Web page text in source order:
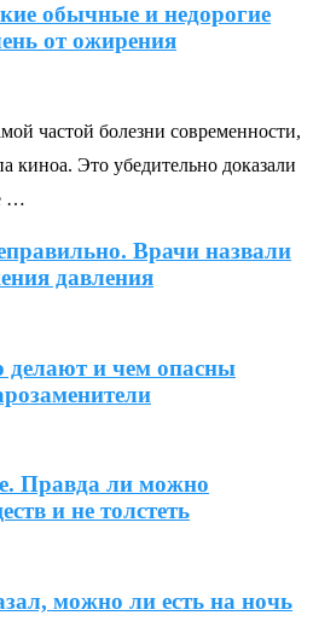
обычные и недорогие
от ожирения
частой болезни современности,
киноа. Это убедительно доказали
…
Врачи назвали
давления
делают и чем опасны
Правда ли можно
и не толстеть
можно ли есть на ночь